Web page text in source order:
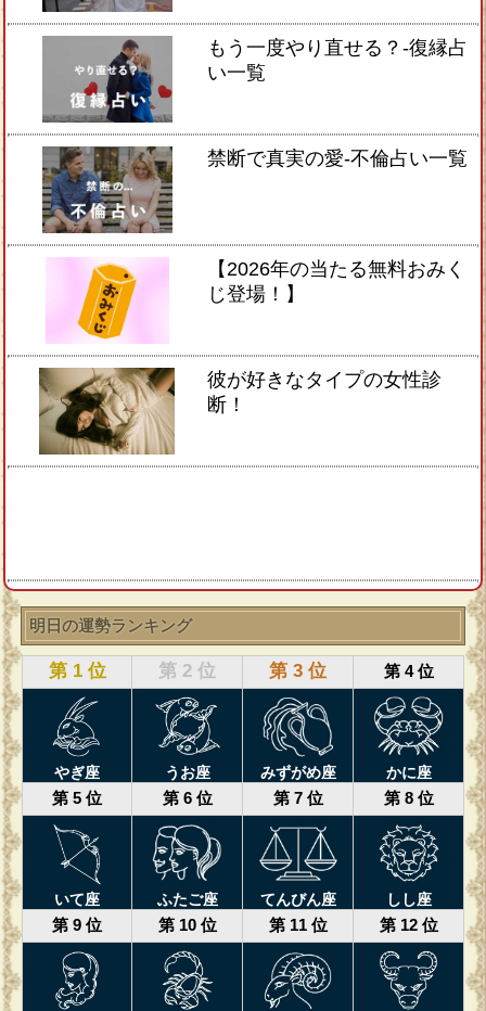
もう一度やり直せる？-復縁占
い一覧
禁断で真実の愛-不倫占い一覧
【2026年の当たる無料おみく
じ登場！】
彼が好きなタイプの女性診
断！
明日の運勢ランキング
第 1 位 第 2 位 第 3 位 第 4 位
やぎ座 うお座 みずがめ座 かに座
第 5 位 第 6 位 第 7 位 第 8 位
いて座 ふたご座 てんびん座 しし座
第 9 位 第 10 位 第 11 位 第 12 位